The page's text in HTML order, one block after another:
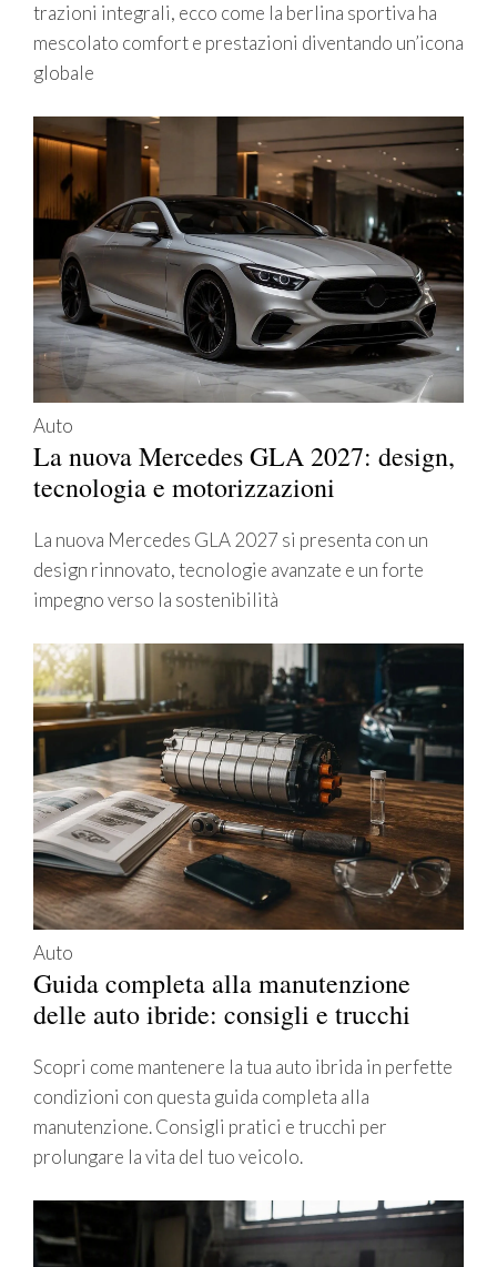
trazioni integrali, ecco come la berlina sportiva ha
mescolato comfort e prestazioni diventando un’icona
globale
Auto
La nuova Mercedes GLA 2027: design,
tecnologia e motorizzazioni
La nuova Mercedes GLA 2027 si presenta con un
design rinnovato, tecnologie avanzate e un forte
impegno verso la sostenibilità
Auto
Guida completa alla manutenzione
delle auto ibride: consigli e trucchi
Scopri come mantenere la tua auto ibrida in perfette
condizioni con questa guida completa alla
manutenzione. Consigli pratici e trucchi per
prolungare la vita del tuo veicolo.